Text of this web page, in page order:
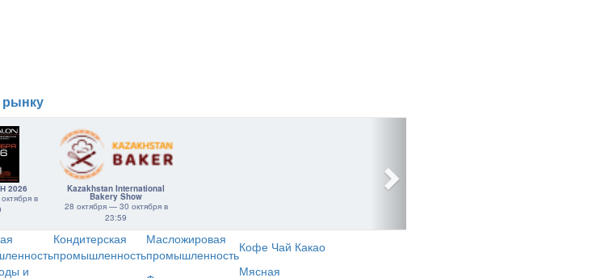
рынку
2026
в
Kazakhstan International
Bakery Show
28 октября — 30 октября в
23:59
Кондитерская
промышленность
Масложировая
промышленностьКофе Чай Какао
и Мясная